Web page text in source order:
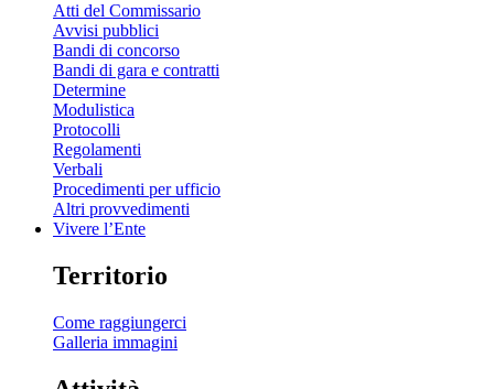
Atti del Commissario
Avvisi pubblici
Bandi di concorso
Bandi di gara e contratti
Determine
Modulistica
Protocolli
Regolamenti
Verbali
Procedimenti per ufficio
Altri provvedimenti
Vivere l’Ente
Territorio
Come raggiungerci
Galleria immagini